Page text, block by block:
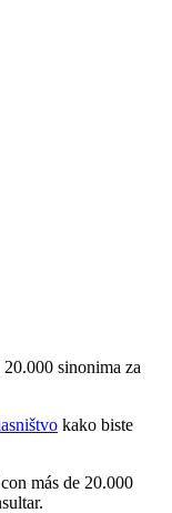
sinonima za
kako biste
más de 20.000